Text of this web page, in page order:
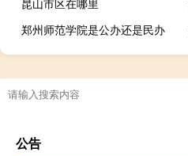
郑州师范学院是公办还是民办
公告